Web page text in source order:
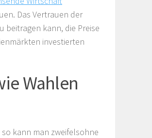
Das Vertrauen der
beitragen kann, die Preise
investierten
Wahlen
kann man zweifelsohne